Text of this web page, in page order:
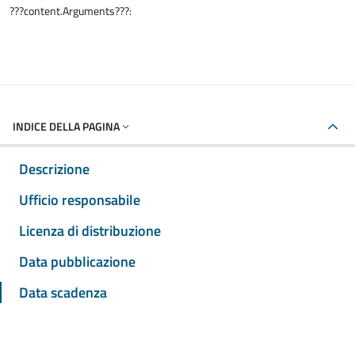
???content.Arguments???:
INDICE DELLA PAGINA
Descrizione
Ufficio responsabile
Licenza di distribuzione
Data pubblicazione
Data scadenza